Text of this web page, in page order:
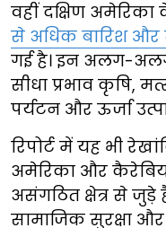
वहीं दक्षिण अमेरिका
से अधिक बारिश और
गई है। इन अलग-
सीधा प्रभाव कृषि,
पर्यटन और ऊर्जा
रिपोर्ट में यह भी
अमेरिका और
असंगठित क्षेत्र से जुड़े
सामाजिक सुरक्षा और